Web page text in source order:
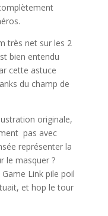
très net sur les 2
bien entendu
cette astuce
du champ de
originale,
pas avec
représenter la
le masquer ?
Link pile poil
et hop le tour